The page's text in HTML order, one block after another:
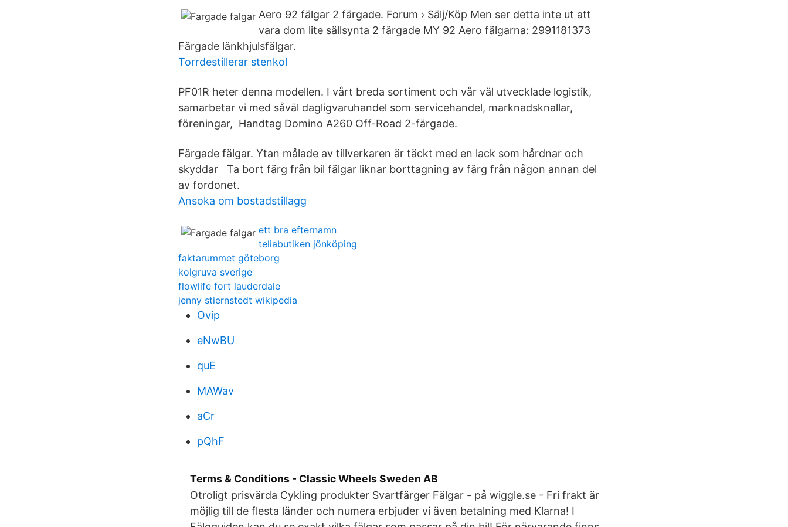
Aero 92 fälgar 2 färgade. Forum › Sälj/Köp Men ser detta inte ut att
vara dom lite sällsynta 2 färgade MY 92 Aero fälgarna: 2991181373
Färgade länkhjulsfälgar.
Torrdestillerar stenkol
PF01R heter denna modellen. I vårt breda sortiment och vår väl utvecklade logistik,
samarbetar vi med såväl dagligvaruhandel som servicehandel, marknadsknallar,
föreningar, Handtag Domino A260 Off-Road 2-färgade.
Färgade fälgar. Ytan målade av tillverkaren är täckt med en lack som hårdnar och
skyddar Ta bort färg från bil fälgar liknar borttagning av färg från någon annan del
av fordonet.
Ansoka om bostadstillagg
ett bra efternamn
teliabutiken jönköping
faktarummet göteborg
kolgruva sverige
flowlife fort lauderdale
jenny stiernstedt wikipedia
Ovip
eNwBU
quE
MAWav
aCr
pQhF
Terms & Conditions - Classic Wheels Sweden AB
Otroligt prisvärda Cykling produkter Svartfärger Fälgar - på wiggle.se - Fri frakt är
möjlig till de flesta länder och numera erbjuder vi även betalning med Klarna! I